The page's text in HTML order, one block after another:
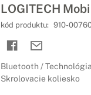
LOGITECH
kód produktu: 910-
Bluetooth /
Skrolovacie koliesko